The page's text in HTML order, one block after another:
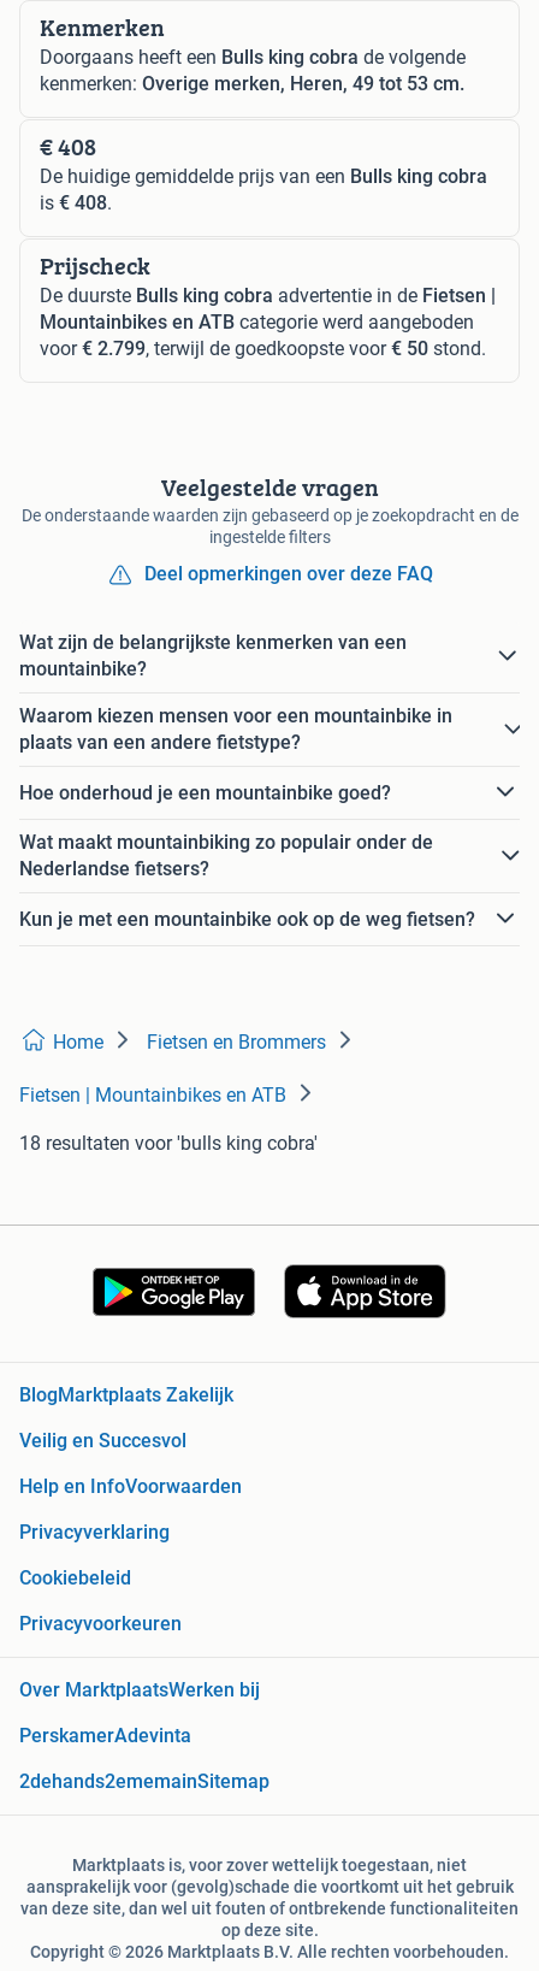
Kenmerken
Doorgaans heeft een Bulls king cobra de volgende
kenmerken: Overige merken, Heren, 49 tot 53 cm.
€ 408
De huidige gemiddelde prijs van een Bulls king cobra
is € 408.
Prijscheck
De duurste Bulls king cobra advertentie in de Fietsen |
Mountainbikes en ATB categorie werd aangeboden
voor€ 2.799, terwijl de goedkoopste voor€ 50 stond.
Veelgestelde vragen
De onderstaande waarden zijn gebaseerd op je zoekopdracht en de
ingestelde filters
Deel opmerkingen over deze FAQ
Wat zijn de belangrijkste kenmerken van een
mountainbike?
Waarom kiezen mensen voor een mountainbike in
plaats van een andere fietstype?
Hoe onderhoud je een mountainbike goed?
Wat maakt mountainbiking zo populair onder de
Nederlandse fietsers?
Kun je met een mountainbike ook op de weg fietsen?
Home Fietsen en Brommers
Fietsen | Mountainbikes en ATB
18 resultaten voor 'bulls king cobra'
Blog Marktplaats Zakelijk
Veilig en Succesvol
Help en InfoVoorwaarden
Privacyverklaring
Cookiebeleid
Privacyvoorkeuren
Over MarktplaatsWerken bij
PerskamerAdevinta
2dehands2ememainSitemap
Marktplaats is, voor zover wettelijk toegestaan, niet
aansprakelijk voor (gevolg)schade die voortkomt uit het gebruik
van deze site, dan wel uit fouten of ontbrekende functionaliteiten
op deze site.
Copyright © 2026 Marktplaats B.V. Alle rechten voorbehouden.